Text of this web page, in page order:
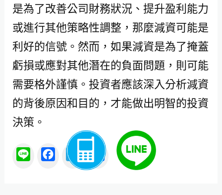
是為了改善公司財務狀況、提升盈利能力
或進行其他策略性調整，那麼減資可能是
利好的信號。然而，如果減資是為了掩蓋
虧損或應對其他潛在的負面問題，則可能
需要格外謹慎。投資者應該深入分析減資
的背後原因和目的，才能做出明智的投資
決策。
T
e
分